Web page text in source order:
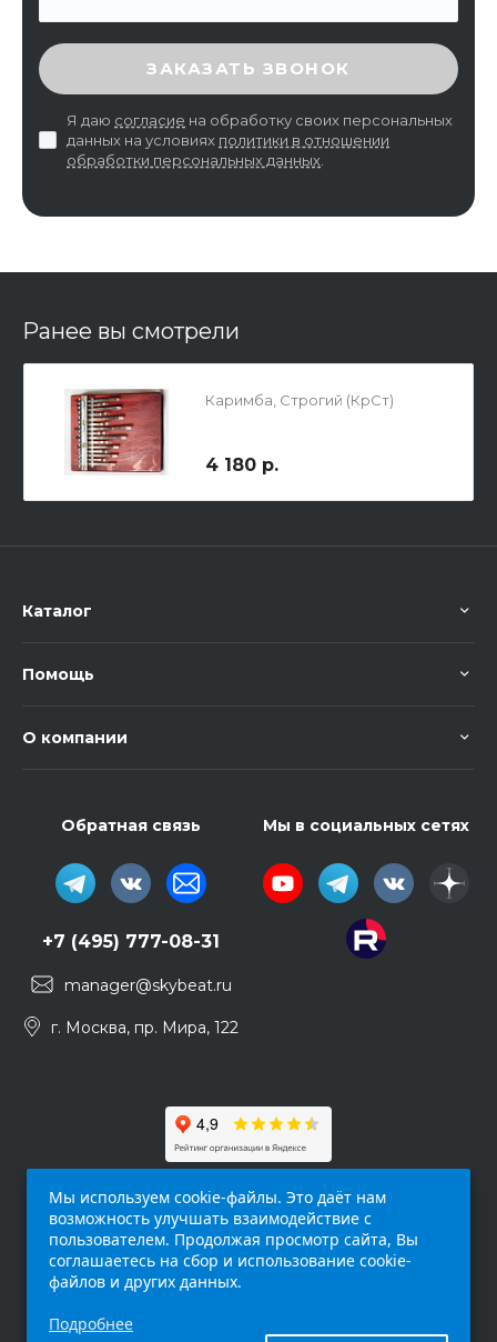
ВВЕДИТЕ ПРОВЕРОЧНЫЙ КОД
ЗАКАЗАТЬ ЗВОНОК
Я даю согласие на обработку своих персональных
данных на условиях политики в отношении
обработки персональных данных
Ранее вы смотрели
Каримба, Строгий (КрСт)
4 180 р.
Каталог
Помощь
О компании
Обратная связь
+7 (495) 777-08-31
manager@skybeat.ru
г. Москва, пр. Мира, 122
Мы в социальных сетях
интернет-сайт (
Мы используем cookie-файлы. Это даёт нам
возможность улучшать взаимодействие с
пользователем. Продолжая просмотр сайта, Вы
соглашаетесь на сбор и использование cookie-
файлов и других данных.
Подробнее